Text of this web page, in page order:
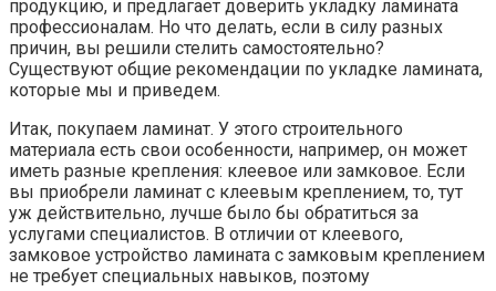
продукцию, и предлагает доверить укладку ламината
профессионалам. Но что делать, если в силу разных
причин, вы решили стелить самостоятельно?
Существуют общие рекомендации по укладке ламината,
которые мы и приведем.
Итак, покупаем ламинат. У этого строительного
материала есть свои особенности, например, он может
иметь разные крепления: клеевое или замковое. Если
вы приобрели ламинат с клеевым креплением, то, тут
уж действительно, лучше было бы обратиться за
услугами специалистов. В отличии от клеевого,
замковое устройство ламината с замковым креплением
не требует специальных навыков, поэтому